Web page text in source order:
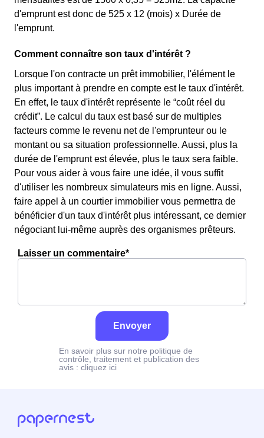
d'emprunt est donc de 525 x 12 (mois) x Durée de
l'emprunt.
Comment connaître son taux d'intérêt ?
Lorsque l'on contracte un prêt immobilier, l'élément le
plus important à prendre en compte est le taux d'intérêt.
En effet, le taux d'intérêt représente le “coût réel du
crédit”. Le calcul du taux est basé sur de multiples
facteurs comme le revenu net de l'emprunteur ou le
montant ou sa situation professionnelle. Aussi, plus la
durée de l'emprunt est élevée, plus le taux sera faible.
Pour vous aider à vous faire une idée, il vous suffit
d'utiliser les nombreux simulateurs mis en ligne. Aussi,
faire appel à un courtier immobilier vous permettra de
bénéficier d'un taux d'intérêt plus intéressant, ce dernier
négociant lui-même auprès des organismes prêteurs.
Laisser un commentaire*
Envoyer
En savoir plus sur notre politique de
contrôle, traitement et publication des
avis : cliquez ici